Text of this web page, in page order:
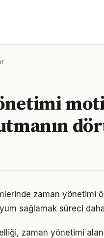
zaman yönetimi
sağlamak süreci daha
zaman yönetimi